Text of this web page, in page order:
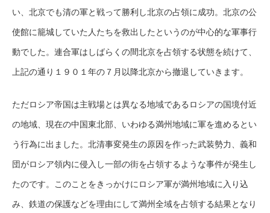
い、北京でも清の軍と戦って勝利し北京の占領に成功。北京の公
使館に籠城していた人たちを救出したというのが中心的な軍事行
動でした。連合軍はしばらくの間北京を占領する状態を続けて、
上記の通り１９０１年の７月以降北京から撤退していきます。
ただロシア帝国は主戦場とは異なる地域であるロシアの国境付近
の地域、現在の中国東北部、いわゆる満州地域に軍を進めるとい
う行為に出ました。北清事変発生の原因を作った武装勢力、義和
団がロシア領内に侵入し一部の街を占領するような事件が発生し
たのです。このことをきっかけにロシア軍が満州地域に入り込
み、鉄道の保護などを理由にして満州全域を占領する結果となり